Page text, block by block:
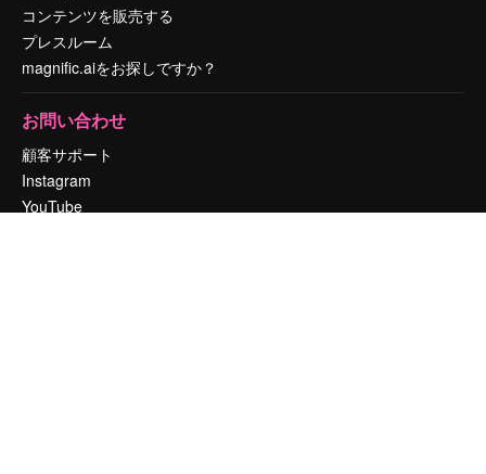
コンテンツを販売する
プレスルーム
magnific.aiをお探しですか？
お問い合わせ
顧客サポート
Instagram
YouTube